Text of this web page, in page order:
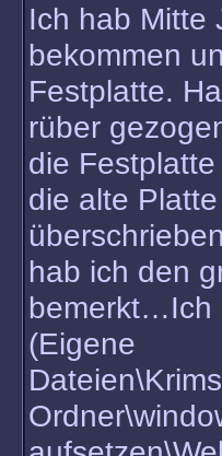
Ich hab Mitte
bekommen
Festplatte.
rüber
die
die alte
hab ich den
bemerkt…Ich
(Eigene